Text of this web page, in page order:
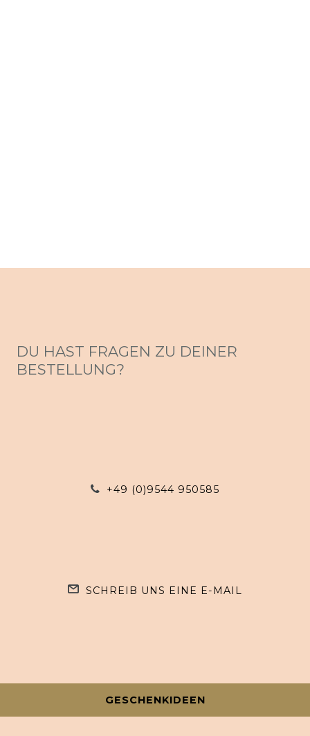
DU HAST FRAGEN ZU DEINER
BESTELLUNG?
+49 (0)9544 950585
SCHREIB UNS EINE E-MAIL
GESCHENKIDEEN